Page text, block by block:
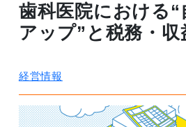
歯科医院における“
アップ”と税務・収
経営情報